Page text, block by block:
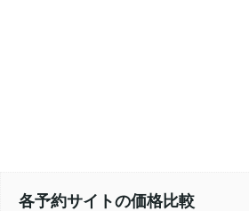
各予約サイトの価格比較